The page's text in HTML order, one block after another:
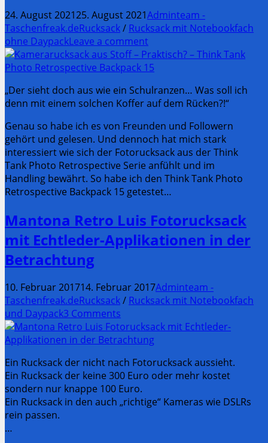
24. August 202125. August 2021Adminteam -
Taschenfreak.deRucksack/ Rucksack mit Notebookfach
ohne DaypackLeave a comment
„Der sieht doch aus wie ein Schulranzen… Was soll ich
denn mit einem solchen Koffer auf dem Rücken?!“
Genau so habe ich es von Freunden und Followern
gehört und gelesen. Und dennoch hat mich stark
interessiert wie sich der Fotorucksack aus der Think
Tank Photo Retrospective Serie anfühlt und im
Handling bewährt. So habe ich den Think Tank Photo
Retrospective Backpack 15 getestet…
Mantona Retro Luis Fotorucksack
mit Echtleder-Applikationen in der
Betrachtung
10. Februar 201714. Februar 2017Adminteam -
Taschenfreak.deRucksack/ Rucksack mit Notebookfach
und Daypack3 Comments
Ein Rucksack der nicht nach Fotorucksack aussieht.
Ein Rucksack der keine 300 Euro oder mehr kostet
sondern nur knappe 100 Euro.
Ein Rucksack in den auch „richtige“ Kameras wie DSLRs
rein passen.
…